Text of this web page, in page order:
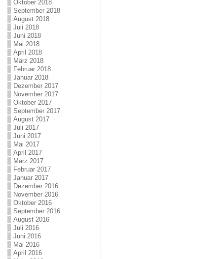
Oktober 2018
September 2018
August 2018
Juli 2018
Juni 2018
Mai 2018
April 2018
März 2018
Februar 2018
Januar 2018
Dezember 2017
November 2017
Oktober 2017
September 2017
August 2017
Juli 2017
Juni 2017
Mai 2017
April 2017
März 2017
Februar 2017
Januar 2017
Dezember 2016
November 2016
Oktober 2016
September 2016
August 2016
Juli 2016
Juni 2016
Mai 2016
April 2016